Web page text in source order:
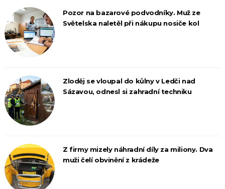
Pozor na bazarové podvodníky. Muž ze
Světelska naletěl při nákupu nosiče kol
Zloděj se vloupal do kůlny v Ledči nad
Sázavou, odnesl si zahradní techniku
Z firmy mizely náhradní díly za miliony. Dva
muži čelí obvinění z krádeže